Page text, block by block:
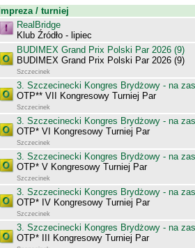
Impreza / turniej
RealBridge
Klub Źródło - lipiec
BUDIMEX Grand Prix Polski Par 2026 (9)
BUDIMEX Grand Prix Polski Par 2026 (9)
Szczecinek
3. Szczecinecki Kongres Brydżowy - na
OTP** VII Kongresowy Turniej Par
Szczecinek
3. Szczecinecki Kongres Brydżowy - na
OTP* VI Kongresowy Turniej Par
Szczecinek
3. Szczecinecki Kongres Brydżowy - na
OTP* V Kongresowy Turniej Par
Szczecinek
3. Szczecinecki Kongres Brydżowy - na
OTP* IV Kongresowy Turniej Par
Szczecinek
3. Szczecinecki Kongres Brydżowy - na
OTP* III Kongresowy Turniej Par